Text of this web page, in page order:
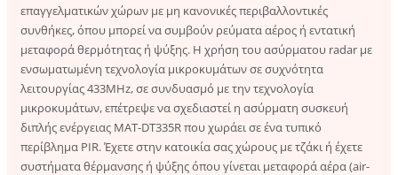
επαγγελματικών χώρων με μη κανονικές περιβαλλοντικές
συνθήκες, όπου μπορεί να συμβούν ρεύματα αέρος ή εντατική
μεταφορά θερμότητας ή ψύξης. Η χρήση του ασύρματου radar με
ενσωματωμένη τεχνολογία μικροκυμάτων σε συχνότητα
λειτουργίας 433MHz, σε συνδυασμό με την τεχνολογία
μικροκυμάτων, επέτρεψε να σχεδιαστεί η ασύρματη συσκευή
διπλής ενέργειας MAT-DT335R που χωράει σε ένα τυπικό
περίβλημα PIR. Έχετε στην κατοικία σας χώρους με τζάκι ή έχετε
συστήματα θέρμανσης ή ψύξης όπου γίνεται μεταφορά αέρα (air-